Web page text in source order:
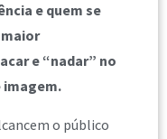
e quem se
e “nadar” no
imagem.
o público